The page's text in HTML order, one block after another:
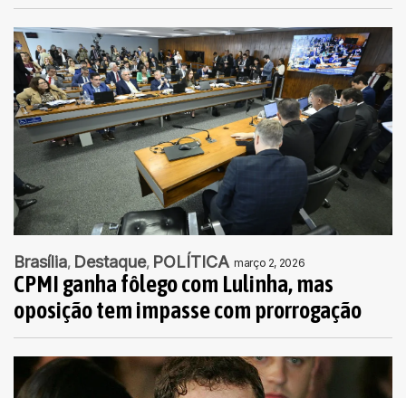
Brasília Destaque POLÍTICA março 2, 2026
CPMI ganha fôlego com Lulinha, mas
oposição tem impasse com prorrogação